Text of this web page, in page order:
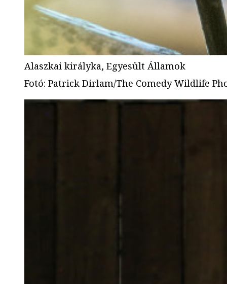
Alaszkai királyka, Egyesült Államok
Fotó: Patrick Dirlam/The Comedy Wildlife